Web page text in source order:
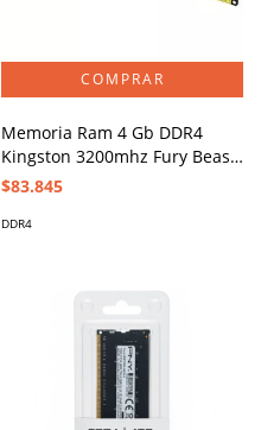
Memoria Ram 4 Gb DDR4
Kingston 3200mhz Fury Beast
KF432C16BB/4
$83.845
DDR4